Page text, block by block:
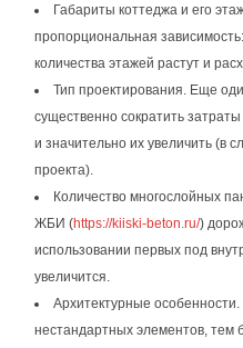
Габариты коттеджа и его
пропорциональная
количества этажей растут и
Тип проектирования. Еще
существенно сократить
и значительно их увеличить (в
проекта).
Количество многослойных
ЖБИ (https://kiiski-beton.ru/)
использовании первых под
увеличится.
Архитектурные
нестандартных элементов, тем